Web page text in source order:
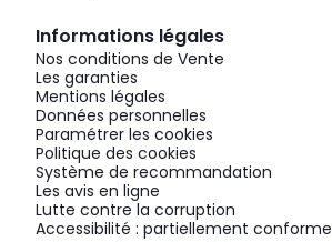
Informations légales
Nos conditions de Vente
Les garanties
Mentions légales
Données personnelles
Paramétrer les cookies
Politique des cookies
Système de recommandation
Les avis en ligne
Lutte contre la corruption
Accessibilité : partiellement conforme